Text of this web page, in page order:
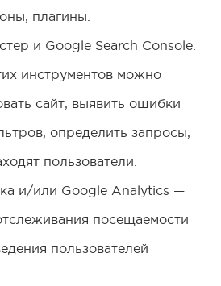
плагины.
и Google Search Console.
инструментов можно
сайт, выявить ошибки
определить запросы,
пользователи.
и/или Google Analytics —
посещаемости
пользователей